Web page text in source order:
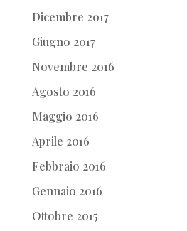
Dicembre 2017
Giugno 2017
Novembre 2016
Agosto 2016
Maggio 2016
Aprile 2016
Febbraio 2016
Gennaio 2016
Ottobre 2015